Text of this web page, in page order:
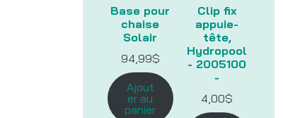
Base pour
chaise
Solair
94,99$
Ajout
er au
panier
Clip fix
appuie-
tête,
Hydropool
- 2005100
-
4,00$